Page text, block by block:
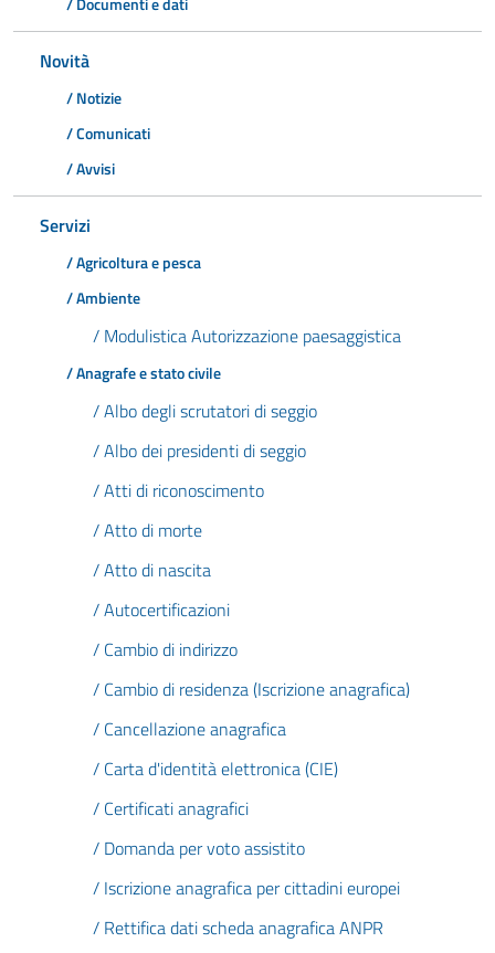
Novità
/ Notizie
/ Comunicati
/ Avvisi
Servizi
/ Agricoltura e pesca
/ Ambiente
/ Modulistica Autorizzazione paesaggistica
/ Anagrafe e stato civile
/ Albo degli scrutatori di seggio
/ Albo dei presidenti di seggio
/ Atti di riconoscimento
/ Atto di morte
/ Atto di nascita
/ Autocertificazioni
/ Cambio di indirizzo
/ Cambio di residenza (Iscrizione anagrafica)
/ Cancellazione anagrafica
/ Carta d'identità elettronica (CIE)
/ Certificati anagrafici
/ Domanda per voto assistito
/ Iscrizione anagrafica per cittadini europei
/ Rettifica dati scheda anagrafica ANPR